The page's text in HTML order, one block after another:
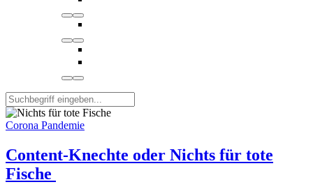
Corona Pandemie
Content-Knechte oder Nichts für tote
Fische